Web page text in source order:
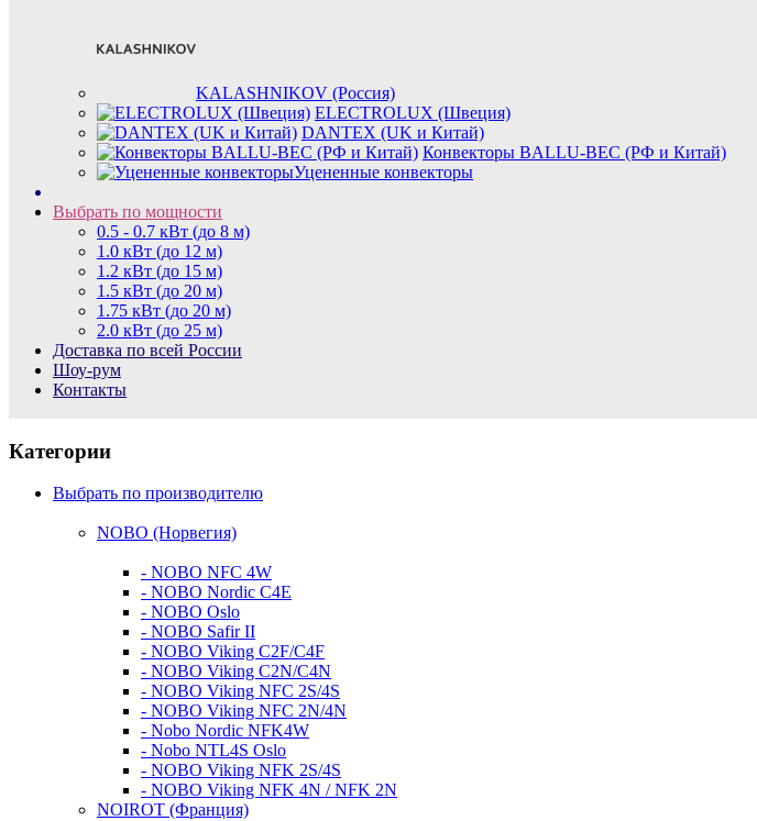
KALASHNIKOV (Россия)
ELECTROLUX (Швеция)
DANTEX (UK и Китай)
Конвекторы BALLU-BEC (РФ и Китай)
Уцененные конвекторы
Выбрать по мощности
0.5 - 0.7 кВт (до 8 м)
1.0 кВт (до 12 м)
1.2 кВт (до 15 м)
1.5 кВт (до 20 м)
1.75 кВт (до 20 м)
2.0 кВт (до 25 м)
Доставка по всей России
Шоу-рум
Контакты
Категории
Выбрать по производителю
NOBO (Норвегия)
- NOBO NFC 4W
- NOBO Nordic C4E
- NOBO Oslo
- NOBO Safir II
- NOBO Viking C2F/C4F
- NOBO Viking C2N/C4N
- NOBO Viking NFC 2S/4S
- NOBO Viking NFС 2N/4N
- Nobo Nordic NFK4W
- Nobo NTL4S Oslo
- NOBO Viking NFK 2S/4S
- NOBO Viking NFK 4N / NFK 2N
NOIROT (Франция)